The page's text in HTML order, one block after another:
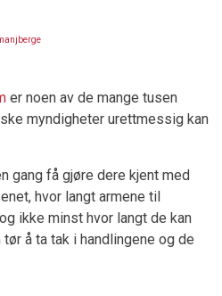
er noen av de mange tusen
myndigheter urettmessig kan
gang få gjøre dere kjent med
hvor langt armene til
ikke minst hvor langt de kan
å ta tak i handlingene og de